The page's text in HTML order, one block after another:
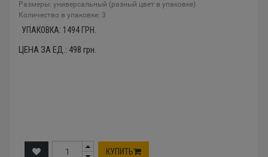
Размеры: универсальный (разный цвет в упаковке)
Количество в упаковке: 3
УПАКОВКА: 1494 ГРН.
ЦЕНА ЗА ЕД.: 498 грн.
КУПИТЬ